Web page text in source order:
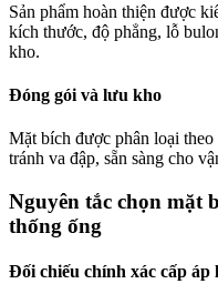
Sản phẩm hoàn thiện được
kích thước, độ phẳng, lỗ
kho.
Đóng gói và lưu kho
Mặt bích được phân loại
tránh va đập, sẵn sàng cho
Nguyên tắc chọn mặt
thống ống
Đối chiếu chính xác cấp áp